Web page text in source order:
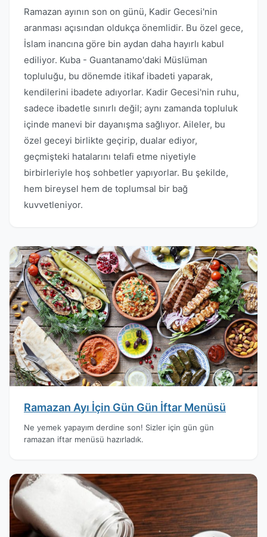
Ramazan ayının son on günü, Kadir Gecesi'nin
aranması açısından oldukça önemlidir. Bu özel gece,
İslam inancına göre bin aydan daha hayırlı kabul
ediliyor. Kuba - Guantanamo'daki Müslüman
topluluğu, bu dönemde itikaf ibadeti yaparak,
kendilerini ibadete adıyorlar. Kadir Gecesi'nin ruhu,
sadece ibadetle sınırlı değil; aynı zamanda topluluk
içinde manevi bir dayanışma sağlıyor. Aileler, bu
özel geceyi birlikte geçirip, dualar ediyor,
geçmişteki hatalarını telafi etme niyetiyle
birbirleriyle hoş sohbetler yapıyorlar. Bu şekilde,
hem bireysel hem de toplumsal bir bağ
kuvvetleniyor.
Ramazan Ayı İçin Gün Gün İftar Menüsü
Ne yemek yapayım derdine son! Sizler için gün gün
ramazan iftar menüsü hazırladık.